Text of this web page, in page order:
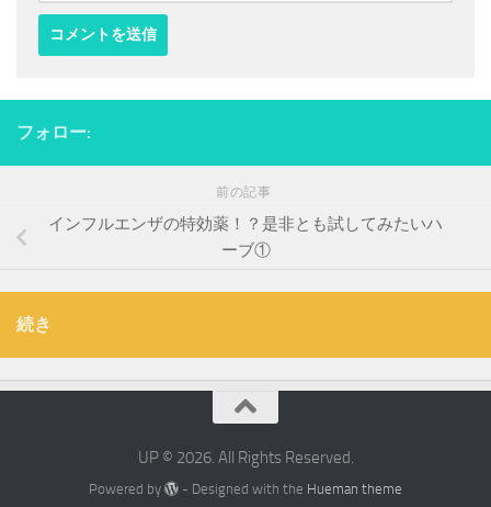
フォロー:
前の記事
インフルエンザの特効薬！？是非とも試してみたいハ
ーブ①
続き
UP © 2026. All Rights Reserved.
Powered by - Designed with the Hueman theme